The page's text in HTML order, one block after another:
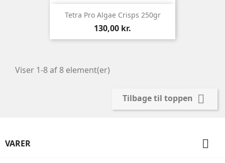
Tetra Pro Algae Crisps 250gr
Pris
130,00 kr.
Viser 1-8 af 8 element(er)
Tilbage til toppen 
VARER 